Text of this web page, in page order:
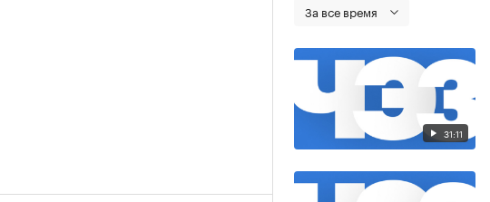
За все время
31:11